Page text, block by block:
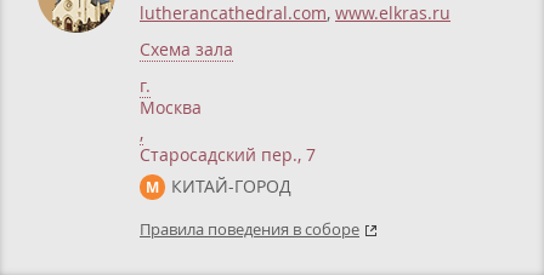
lutherancathedral.com, www.elkras.ru
Схема зала
г.
Москва
,
Старосадский пер., 7
М КИТАЙ-ГОРОД
Правила поведения в соборе